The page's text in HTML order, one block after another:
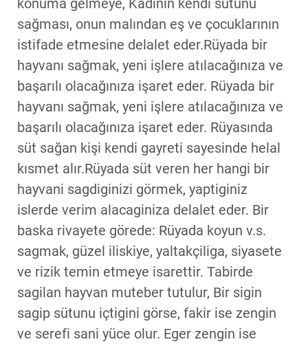
konuma gelmeye, Kadının kendi sütünü
sağması, onun malından eş ve çocuklarının
istifade etmesine delalet eder.Rüyada bir
hayvanı sağmak, yeni işlere atılacağınıza ve
başarılı olacağınıza işaret eder. Rüyada bir
hayvanı sağmak, yeni işlere atılacağınıza ve
başarılı olacağınıza işaret eder. Rüyasında
süt sağan kişi kendi gayreti sayesinde helal
kısmet alır.Rüyada süt veren her hangi bir
hayvani sagdiginizi görmek, yaptiginiz
islerde verim alacaginiza delalet eder. Bir
baska rivayete görede: Rüyada koyun v.s.
sagmak, güzel iliskiye, yaltakçiliga, siyasete
ve rizik temin etmeye isarettir. Tabirde
sagilan hayvan muteber tutulur, Bir sigin
sagip sütunu içtigini görse, fakir ise zengin
ve serefi sani yüce olur. Eger zengin ise